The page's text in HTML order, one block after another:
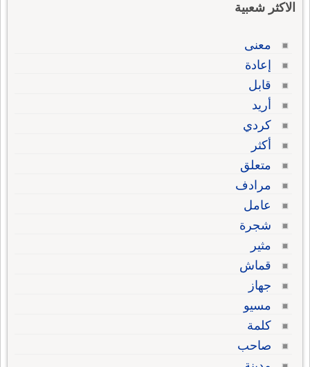
الاكثر شعبية
معنى
إعادة
قابل
أريد
كردي
أكثر
متعلق
مرادف
عامل
شجرة
مثير
قماش
جهاز
مسيو
كلمة
صاحب